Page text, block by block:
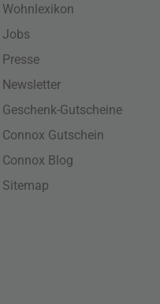
Wohnlexikon
Jobs
Presse
Newsletter
Geschenk-Gutscheine
Connox Gutschein
Connox Blog
Sitemap